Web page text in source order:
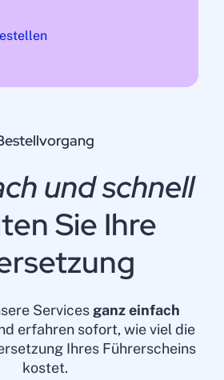
und schnell
Sie Ihre
Services ganz einfach
erfahren sofort, wie viel die
Ihres Führerscheins
kostet.